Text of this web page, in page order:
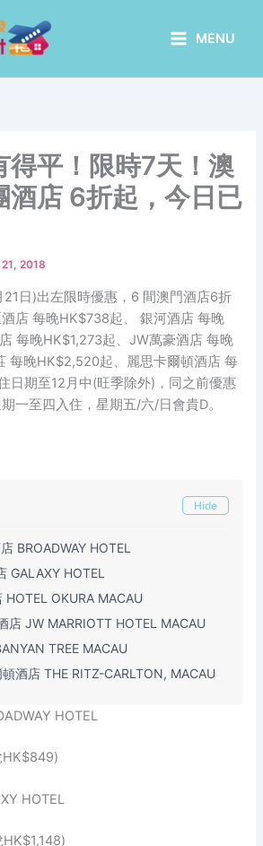
MENU
得平！限時7天！澳
酒店 6折起，今日已
2018
日)出左限時優惠，6 間澳門酒店6折
店 每晚HK$738起、 銀河酒店 每晚
每晚HK$1,273起、JW萬豪酒店 每晚
每晚HK$2,520起、麗思卡爾頓酒店 每
日期至12月中(旺季除外)，同之前優惠
一至四入住，星期五/六/日會貴D。
Hide
BROADWAY HOTEL
GALAXY HOTEL
HOTEL OKURA MACAU
店 JW MARRIOTT HOTEL MACAU
TREE MACAU
酒店 THE RITZ-CARLTON, MACAU
HOTEL
HOTEL